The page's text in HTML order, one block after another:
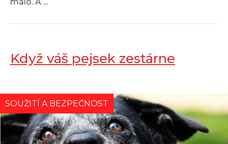
Když váš pejsek zestárne
SOUŽITÍ A BEZPEČNOST